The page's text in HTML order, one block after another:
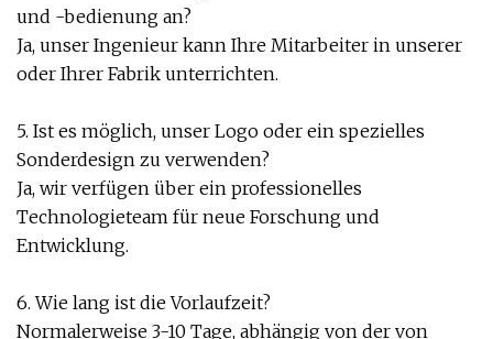
und -bedienung an?
Ja, unser Ingenieur kann Ihre Mitarbeiter in unserer
oder Ihrer Fabrik unterrichten.
5. Ist es möglich, unser Logo oder ein spezielles
Sonderdesign zu verwenden?
Ja, wir verfügen über ein professionelles
Technologieteam für neue Forschung und
Entwicklung.
6. Wie lang ist die Vorlaufzeit?
Normalerweise 3-10 Tage, abhängig von der von